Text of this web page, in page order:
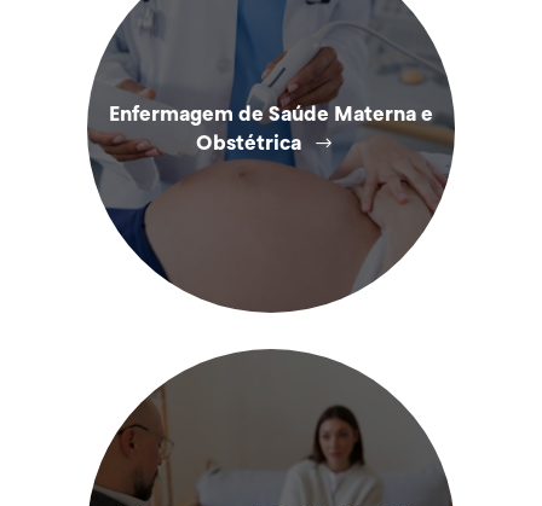
Enfermagem de Saúde Materna e
Obstétrica